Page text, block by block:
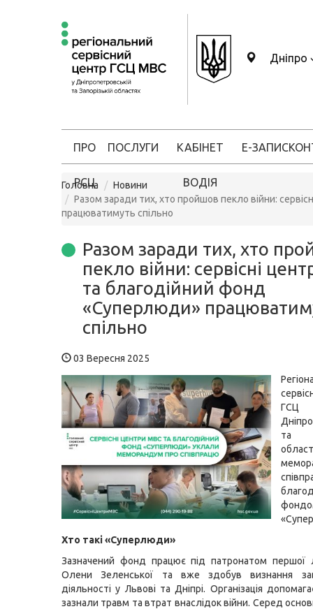
Дніпро
ПРО
РСЦ
ПОСЛУГИ КАБІНЕТ
ВОДІЯ
Е-ЗАПИС
Головна
Новини
Разом заради тих, хто пройшов пекло війни:
працюватимуть спільно
Разом заради тих, хто
пекло війни: сервісні
та благодійний фонд
«Суперлюди»
спільно
03 Вересня 2025
та
Хто такі «Суперлюди»
Зазначений фонд працює під патронатом першої
Олени Зеленської та вже здобув визнання
діяльності у Львові та Дніпрі. Організація
зазнали травм та втрат внаслідок війни. Серед